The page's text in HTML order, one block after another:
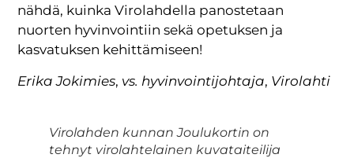
nähdä, kuinka Virolahdella panostetaan
nuorten hyvinvointiin sekä opetuksen ja
kasvatuksen kehittämiseen!
Erika Jokimies, vs. hyvinvointijohtaja, Virolahti
Virolahden kunnan Joulukortin on
tehnyt virolahtelainen kuvataiteilija